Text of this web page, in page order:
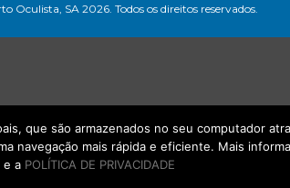
Oculista, SA 2026. Todos os direitos reservados.
que são armazenados no seu computador
navegação mais rápida e eficiente. Mais
e a POLÍTICA DE PRIVACIDADE